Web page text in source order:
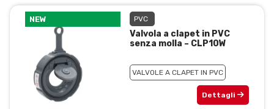
NEW PVC
Valvola a clapet in PVC
senza molla – CLP10W
VALVOLE A CLAPET IN PVC
Dettagli